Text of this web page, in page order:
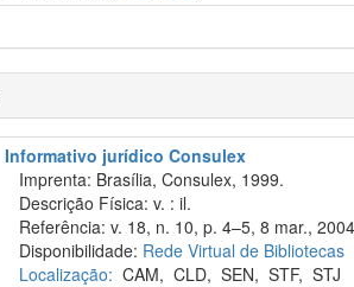
Informativo jurídico Consulex
Imprenta: Brasília, Consulex, 1999.
Descrição Física: v. : il.
Referência: v. 18, n. 10, p. 4–5, 8 mar.,
Disponibilidade: Rede Virtual de Bibliotecas
Localização: CAM,CLD,SEN,STF,STJ